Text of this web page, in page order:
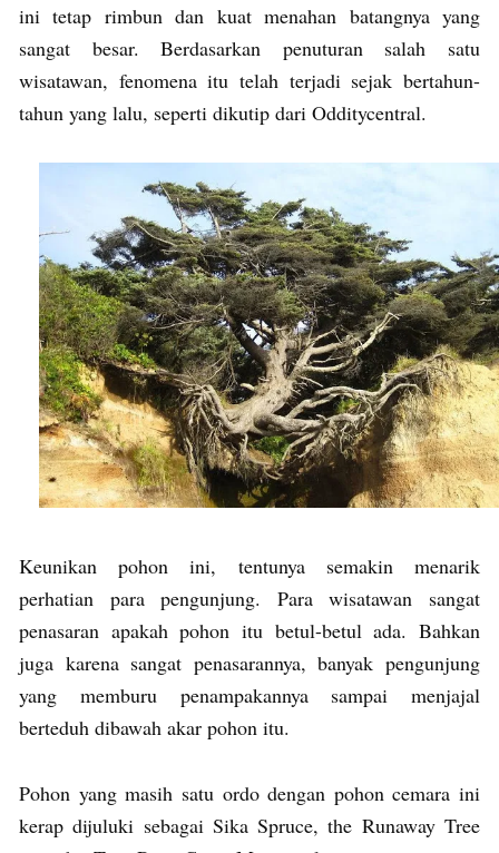
ini tetap rimbun dan kuat menahan batangnya yang
sangat besar. Berdasarkan penuturan salah satu
wisatawan, fenomena itu telah terjadi sejak bertahun-
tahun yang lalu, seperti dikutip dari Odditycentral.
Keunikan pohon ini, tentunya semakin menarik
perhatian para pengunjung. Para wisatawan sangat
penasaran apakah pohon itu betul-betul ada. Bahkan
juga karena sangat penasarannya, banyak pengunjung
yang memburu penampakannya sampai menjajal
berteduh dibawah akar pohon itu.
Pohon yang masih satu ordo dengan pohon cemara ini
kerap dijuluki sebagai Sika Spruce, the Runaway Tree